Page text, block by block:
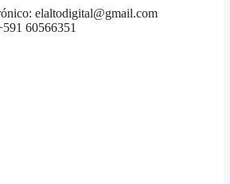
elaltodigital@gmail.com
60566351